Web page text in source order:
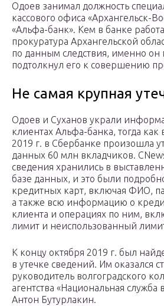
Одоев занимал должность
кассового офиса «Архангельск-
«Альфа-банк». Кем в банке
прокуратура Архангельской
по данным следствия, именно он
подтолкнул его к совершению
Не самая крупная
Одоев и Суханов украли
клиентах Альфа-банка, тогда как
2019 г. в Сбербанке произошла
данных 60 млн вкладчиков.
сведения хранились в
базе данных, и это были
кредитных карт, включая ФИО,
а также всю информацию о
клиента и операциях по ним,
лимит и неиспользованный
К концу октября 2019 г. был
в утечке сведений. Им оказался
руководитель волгоградского
агентства «Национальная
Антон Бутурлакин.